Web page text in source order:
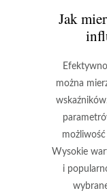
Jak
można
Wysokie
i